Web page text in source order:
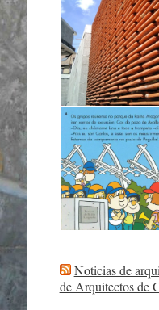
Noticias de
de Arquitectos de